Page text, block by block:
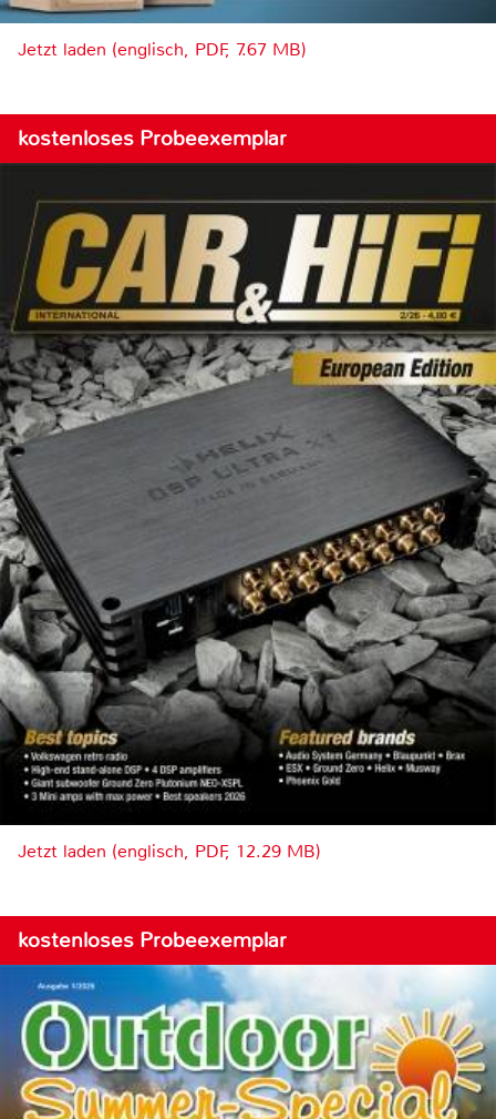
Jetzt laden (englisch, PDF, 7.67 MB)
kostenloses Probeexemplar
Jetzt laden (englisch, PDF, 12.29 MB)
kostenloses Probeexemplar